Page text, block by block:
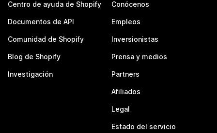
Centro de ayuda de Shopify
Documentos de API
Comunidad de Shopify
Blog de Shopify
Investigación
Conócenos
Empleos
Inversionistas
Prensa y medios
Partners
Afiliados
Legal
Estado del servicio